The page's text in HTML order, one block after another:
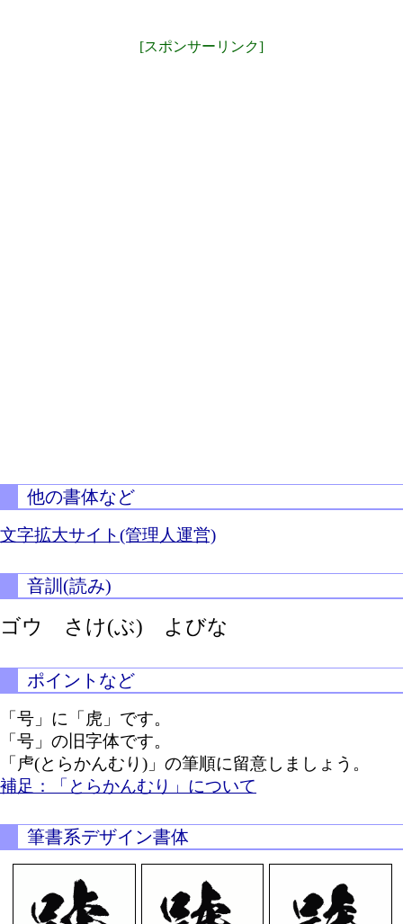
[スポンサーリンク]
他の書体など
文字拡大サイト(管理人運営)
音訓(読み)
ゴウ さけ(ぶ) よびな
ポイントなど
「号」に「虎」です。
「号」の旧字体です。
「虍(とらかんむり)」の筆順に留意しましょう。
補足：「とらかんむり」について
筆書系デザイン書体